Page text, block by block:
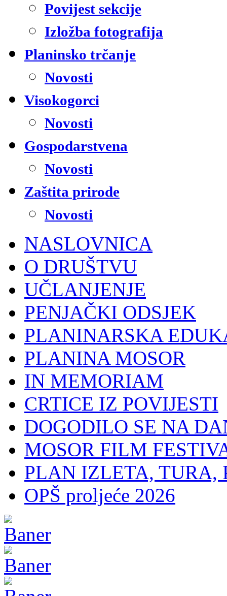
Povijest sekcije
Izložba fotografija
Planinsko trčanje
Novosti
Visokogorci
Novosti
Gospodarstvena
Novosti
Zaštita prirode
Novosti
NASLOVNICA
O DRUŠTVU
UČLANJENJE
PENJAČKI ODSJEK
PLANINARSKA
PLANINA MOSOR
IN MEMORIAM
CRTICE IZ POVIJESTI
DOGODILO SE NA
MOSOR FILM
PLAN IZLETA, TURA,
OPŠ proljeće 2026